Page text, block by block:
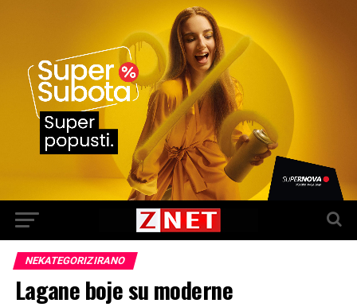
NEKATEGORIZIRANO
Lagane boje su moderne